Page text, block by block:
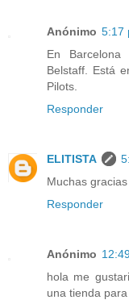
Anónimo 5:17
En
Belstaff. Está
Pilots.
Responder
ELITISTA
Muchas
Responder
Anónimo
hola me
una tienda